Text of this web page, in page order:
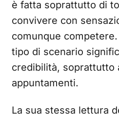
è fatta soprattutto di
convivere con
comunque
tipo di scenario
credibilità, soprattutto
appuntamenti.
La sua stessa lettura